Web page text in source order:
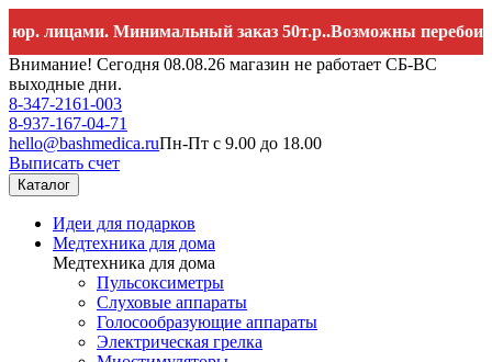
Минимальный заказ 50т.р..Возможны перебои со
Внимание! Сегодня 08.08.26 магазин не работает СБ-ВС
выходные дни.
8-347-2161-003
8-937-167-04-71
hello@bashmedica.ruПн-Пт с 9.00 до 18.00
Выписать счет
Каталог
Идеи для подарков
Медтехника для дома
Медтехника для дома
Пульсоксиметры
Слуховые аппараты
Голосообразующие аппараты
Электрическая грелка